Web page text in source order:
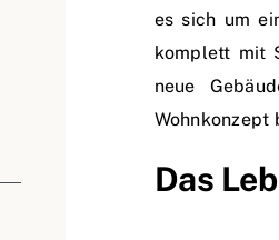
es sich um
komplett mit
neue
Wohnkonzept
Das